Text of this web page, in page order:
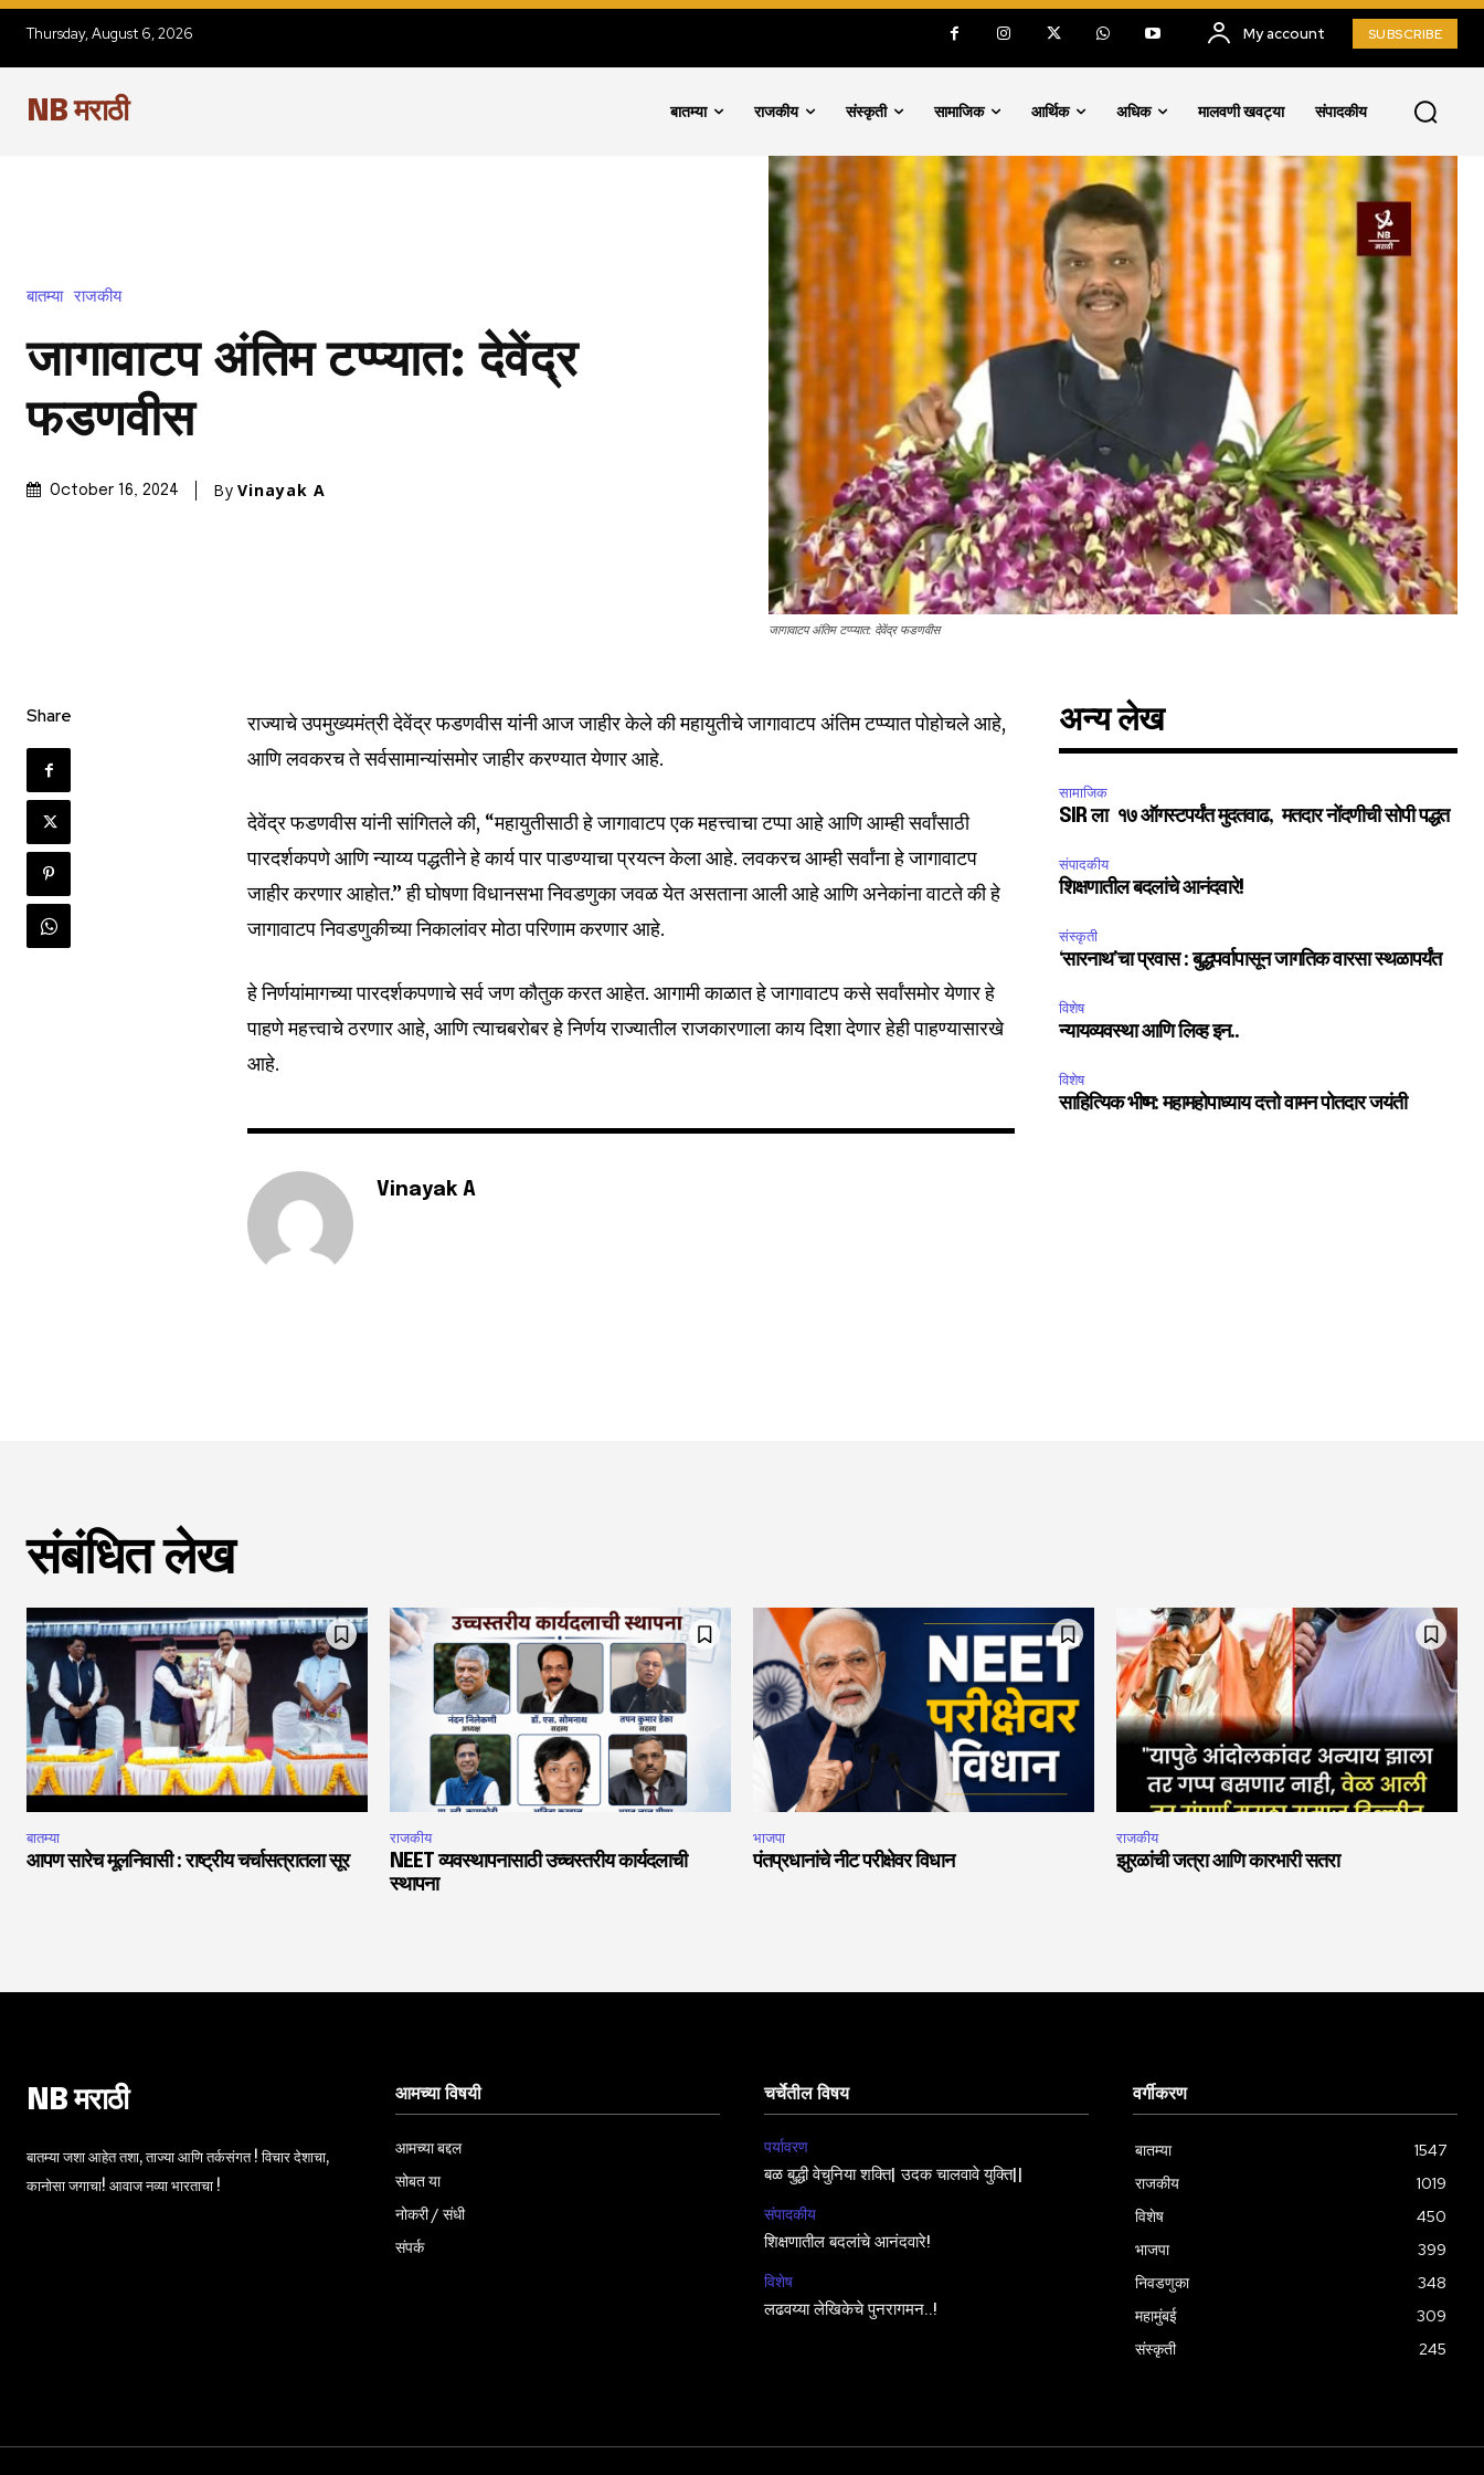
of the conversation.
To subscribe, simply enter your email address on our website or click
won't spam your inbox. Your information is safe with us.
SUBSCRIBE
Privacy Policy
Fans Followers
75
Thursday, August 6, 2026 My account SUBSCRIBE
NB मराठी बातम्या राजकीय संस्कृती सामाजिक आर्थिक अधिक मालवणी खवट्या संपादकीय
बातम्या राजकीय
जागावाटप अंतिम टप्प्यात: देवेंद्र
फडणवीस
October 16, 2024 By Vinayak A
जागावाटप अंतिम टप्प्यात: देवेंद्र फडणवीस
Share
राज्याचे उपमुख्यमंत्री देवेंद्र फडणवीस यांनी आज जाहीर केले की महायुतीचे जागावाटप अंतिम टप्प्यात पोहोचले आहे,
आणि लवकरच ते सर्वसामान्यांसमोर जाहीर करण्यात येणार आहे.
देवेंद्र फडणवीस यांनी सांगितले की, “महायुतीसाठी हे जागावाटप एक महत्त्वाचा टप्पा आहे आणि आम्ही सर्वांसाठी
पारदर्शकपणे आणि न्याय्य पद्धतीने हे कार्य पार पाडण्याचा प्रयत्न केला आहे. लवकरच आम्ही सर्वांना हे जागावाटप
जाहीर करणार आहोत.” ही घोषणा विधानसभा निवडणुका जवळ येत असताना आली आहे आणि अनेकांना वाटते की हे
जागावाटप निवडणुकीच्या निकालांवर मोठा परिणाम करणार आहे.
हे निर्णयांमागच्या पारदर्शकपणाचे सर्व जण कौतुक करत आहेत. आगामी काळात हे जागावाटप कसे सर्वांसमोर येणार हे
पाहणे महत्त्वाचे ठरणार आहे, आणि त्याचबरोबर हे निर्णय राज्यातील राजकारणाला काय दिशा देणार हेही पाहण्यासारखे
आहे.
Vinayak A
अन्य लेख
सामाजिक
SIR ला १७ ऑगस्टपर्यंत मुदतवाढ, मतदार नोंदणीची सोपी पद्धत
संपादकीय
शिक्षणातील बदलांचे आनंदवारे!
संस्कृती
‘सारनाथ’चा प्रवास : बुद्धपर्वापासून जागतिक वारसा स्थळापर्यंत
विशेष
न्यायव्यवस्था आणि लिव्ह इन..
विशेष
साहित्यिक भीष्म: महामहोपाध्याय दत्तो वामन पोतदार जयंती
संबंधित लेख
बातम्या
आपण सारेच मूलनिवासी : राष्ट्रीय चर्चासत्रातला सूर
राजकीय
NEET व्यवस्थापनासाठी उच्चस्तरीय कार्यदलाची
स्थापना
भाजपा
पंतप्रधानांचे नीट परीक्षेवर विधान
राजकीय
झुरळांची जत्रा आणि कारभारी सतरा
NB मराठी
बातम्या जशा आहेत तशा, ताज्या आणि तर्कसंगत ! विचार देशाचा,
कानोसा जगाचा! आवाज नव्या भारताचा !
आमच्या विषयी
आमच्या बद्दल
सोबत या
नोकरी / संधी
संपर्क
चर्चेतील विषय
पर्यावरण
बळ बुद्धी वेचुनिया शक्ति| उदक चालवावे युक्ति||
संपादकीय
शिक्षणातील बदलांचे आनंदवारे!
विशेष
लढवय्या लेखिकेचे पुनरागमन..!
वर्गीकरण
बातम्या
1547
राजकीय
1019
विशेष
450
भाजपा
399
निवडणुका
348
महामुंबई
309
संस्कृती
245